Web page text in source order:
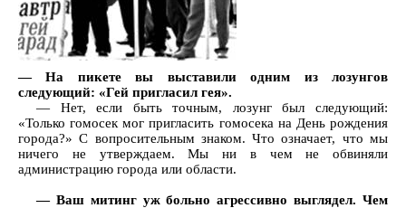
— На пикете вы выставили одним из лозунгов
следующий: «Гей пригласил гея».
— Нет, если быть точным, лозунг был следующий:
«Только гомосек мог пригласить гомосека на День рождения
города?» С вопросительным знаком. Что означает, что мы
ничего не утверждаем. Мы ни в чем не обвиняли
администрацию города или области.
— Ваш митинг уж больно агрессивно выглядел. Чем